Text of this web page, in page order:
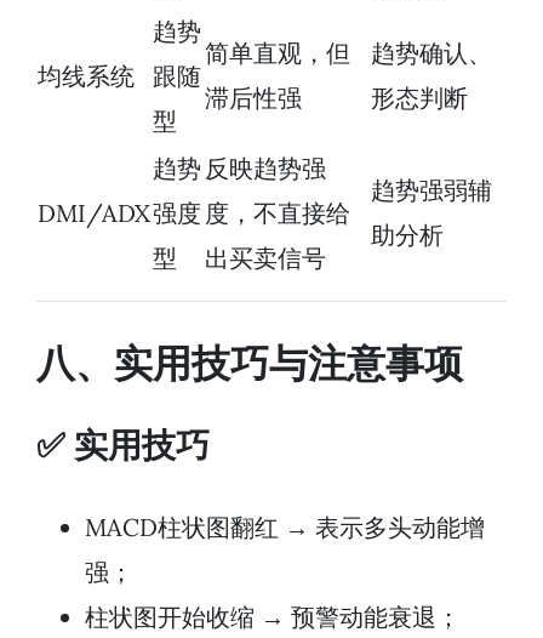
均线系统
趋势
跟随
型
简单直观，但
滞后性强
趋势确认、
形态判断
DMI/ADX
趋势
强度
型
反映趋势强
度，不直接给
出买卖信号
趋势强弱辅
助分析
八、实用技巧与注意事项
✅ 实用技巧
MACD柱状图翻红 → 表示多头动能增
强；
柱状图开始收缩 → 预警动能衰退；